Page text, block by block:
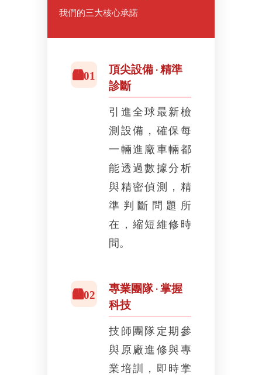
我們的三大核心承諾
01
頂尖設備 · 精準
診斷
引進全球最新檢
測設備，確保每
一輛進廠車輛都
能透過數據分析
與精密偵測，精
準判斷問題所
在，縮短維修時
間。
02
專業團隊 · 掌握
科技
技師團隊定期參
與原廠進修與專
業培訓，即時掌